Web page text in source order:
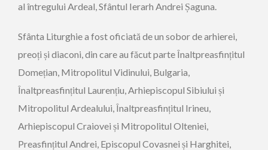
al întregului Ardeal, Sfântul Ierarh Andrei Șaguna.
Sfânta Liturghie a fost oficiată de un sobor de arhierei,
preoți și diaconi, din care au făcut parte Înaltpreasfințitul
Domețian, Mitropolitul Vidinului, Bulgaria,
Înaltpreasfințitul Laurențiu, Arhiepiscopul Sibiului și
Mitropolitul Ardealului, Înaltpreasfințitul Irineu,
Arhiepiscopul Craiovei și Mitropolitul Olteniei,
Preasfințitul Andrei, Episcopul Covasnei și Harghitei,